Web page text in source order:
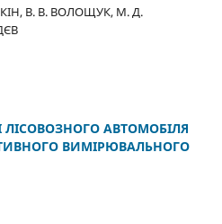
В. В. ВОЛОЩУК, М. Д.
АВТОМОБІЛЯ
ВИМІРЮВАЛЬНОГО